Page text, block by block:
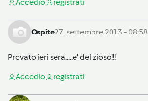
Accedio registrati
Ospite27. settembre 2013 - 08:58
Provato ieri sera.....e' delizioso!!!
Accedio registrati